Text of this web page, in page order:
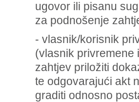
ugovor ili pisanu
za podnošenje
- vlasnik/korisnik
(vlasnik privremene
zahtjev priložiti
te odgovarajući akt
graditi odnosno